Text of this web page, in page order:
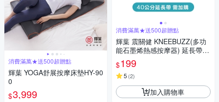
消費滿萬★送500超贈點
輝葉 YOGA舒展按摩床墊HY-90
0
$3,999
消費滿萬★送500超贈點
輝葉 震關健 KNEEBUZZ(多功
能石墨烯熱感按摩器) 延長帶-H
Y-762-BU-001
$199
5 (2)
加入購物車